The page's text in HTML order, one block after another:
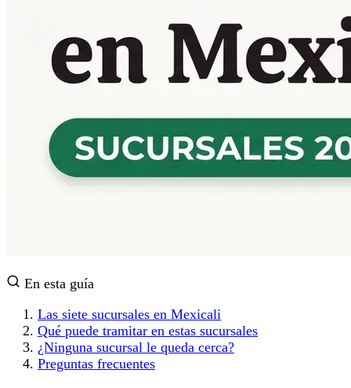
En esta guía
Las siete sucursales en Mexicali
Qué puede tramitar en estas sucursales
¿Ninguna sucursal le queda cerca?
Preguntas frecuentes